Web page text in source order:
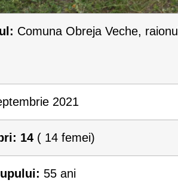
Comuna Obreja Veche, raionul
2021
14 ( 14 femei)
55 ani